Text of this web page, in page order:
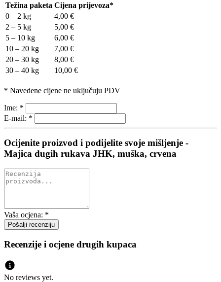
Težina paketa Cijena prijevoza*
0 – 2 kg
4,00 €
2 – 5 kg
5,00 €
5 – 10 kg
6,00 €
10 – 20 kg
7,00 €
20 – 30 kg
8,00 €
30 – 40 kg
10,00 €
* Navedene cijene ne uključuju PDV
Ime: *
E-mail: *
Ocijenite proizvod i podijelite svoje mišljenje -
Majica dugih rukava JHK, muška, crvena
Vaša ocjena: *
Recenzije i ocjene drugih kupaca
No reviews yet.